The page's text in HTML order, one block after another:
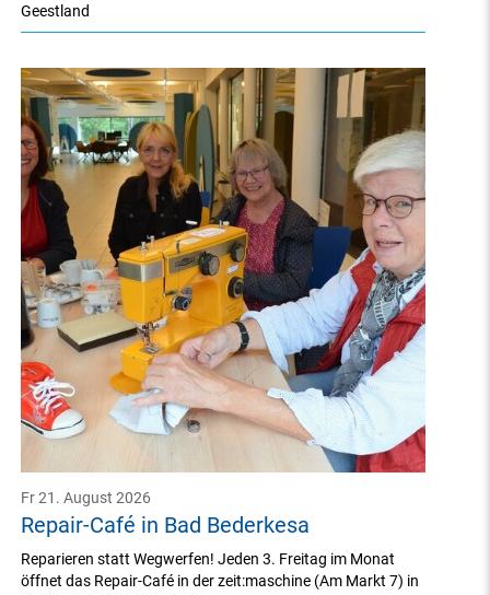
Geestland
Repair-Café in Bad Bederkesa
Fr 21. August 2026
Reparieren statt Wegwerfen! Jeden 3. Freitag im Monat
öffnet das Repair-Café in der zeit:maschine (Am Markt 7) in